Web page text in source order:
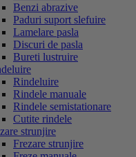
Benzi abrazive
Paduri suport slefuire
Lamelare pasla
Discuri de pasla
Bureti lustruire
Rindeluire
Rindele manuale
Rindele semistationare
Cutite rindele
strunjire
Frezare strunjire